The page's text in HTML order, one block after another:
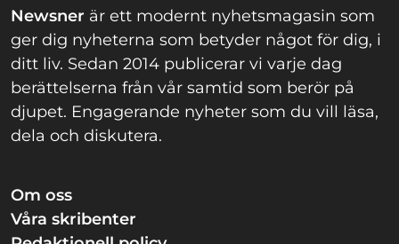
Newsner är ett modernt nyhetsmagasin som
ger dig nyheterna som betyder något för dig, i
ditt liv. Sedan 2014 publicerar vi varje dag
berättelserna från vår samtid som berör på
djupet. Engagerande nyheter som du vill läsa,
dela och diskutera.
Om oss
Våra skribenter